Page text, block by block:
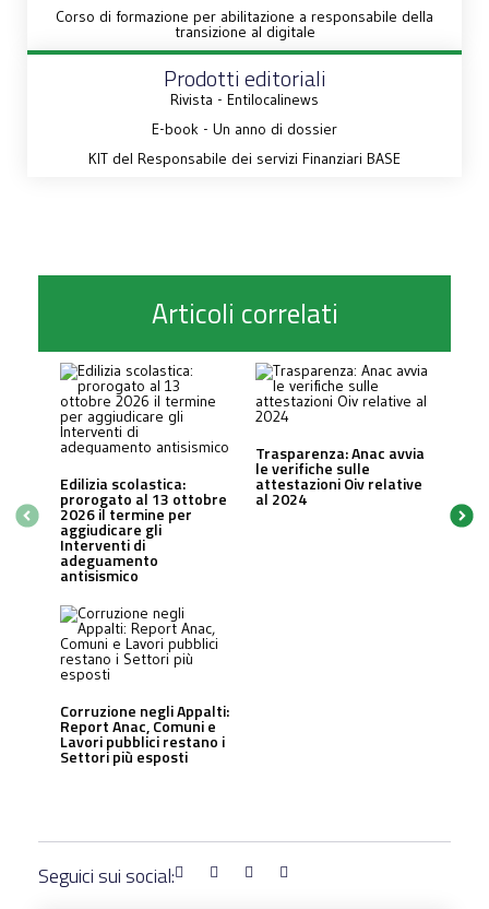
Corso di formazione per abilitazione a responsabile della
transizione al digitale
Prodotti editoriali
Rivista - Entilocalinews
E-book - Un anno di dossier
KIT del Responsabile dei servizi Finanziari BASE
Articoli correlati
Edilizia scolastica:
prorogato al 13 ottobre
2026 il termine per
aggiudicare gli
Interventi di
adeguamento
antisismico
Trasparenza: Anac avvia
le verifiche sulle
attestazioni Oiv relative
al 2024
Corruzione negli Appalti:
Report Anac, Comuni e
Lavori pubblici restano i
Settori più esposti
Seguici sui social: